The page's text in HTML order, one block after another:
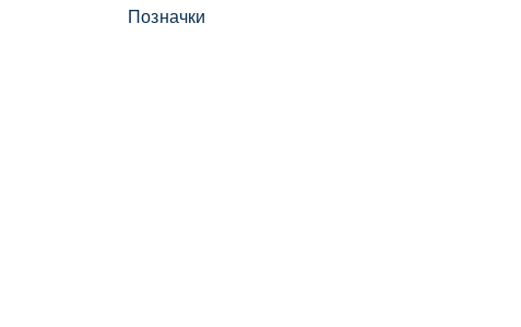
Позначки